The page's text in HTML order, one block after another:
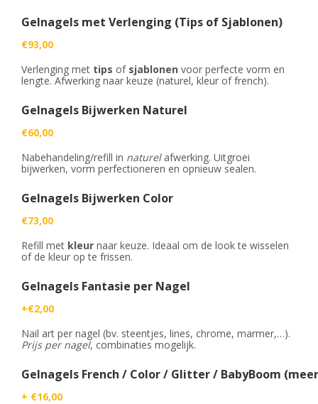
Gelnagels met Verlenging (Tips of Sjablonen)
€93,00
Verlenging met tips of sjablonen voor perfecte vorm en
lengte. Afwerking naar keuze (naturel, kleur of french).
Gelnagels Bijwerken Naturel
€60,00
Nabehandeling/refill in naturelafwerking. Uitgroei
bijwerken, vorm perfectioneren en opnieuw sealen.
Gelnagels Bijwerken Color
€73,00
Refill met kleur naar keuze. Ideaal om de look te wisselen
of de kleur op te frissen.
Gelnagels Fantasie per Nagel
+€2,00
Nail art per nagel (bv. steentjes, lines, chrome, marmer,…).
Prijs per nagel, combinaties mogelijk.
Gelnagels French / Color / Glitter / BabyBoom
+ €16,00